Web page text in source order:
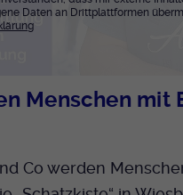
Daten an Drittplattformen
Menschen mit
Co werden